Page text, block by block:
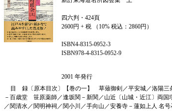
四六判・424頁
2600円 + 税 （10% 税込：2860円）
ISBN4-8315-0952-3
ISBN978-4-8315-0952-9
2001 年発行
目 録〔原本目次〕【巻の一】 草薙御剣／平安城／洛陽三
－百歳堂 笹原薬師／逢坂関－新関／山近〔山城・近江〕両国
／関清水／関明神祠／関小川／手向山／安養寺－蓮如上人 名